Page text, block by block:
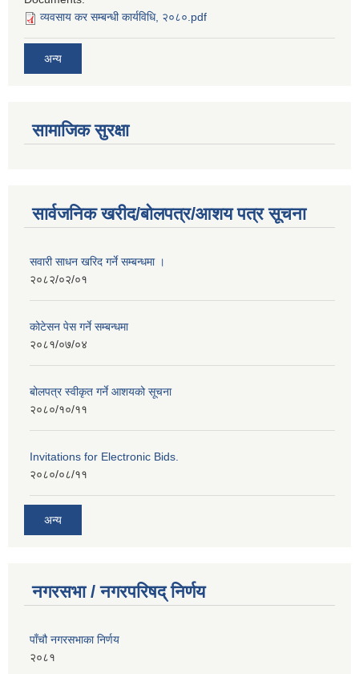
व्यवसाय कर सम्बन्धी कार्यविधि, २०८०.pdf
अन्य
सामाजिक सुरक्षा
सार्वजनिक खरीद/बोलपत्र/आशय पत्र सूचना
सवारी साधन खरिद गर्ने सम्बन्धमा ।
२०८२/०२/०१
कोटेसन पेस गर्ने सम्बन्धमा
२०८१/०७/०४
बोलपत्र स्वीकृत गर्ने आशयको सूचना
२०८०/१०/११
Invitations for Electronic Bids.
२०८०/०८/११
अन्य
नगरसभा / नगरपरिषद् निर्णय
पाँचौ नगरसभाका निर्णय
२०८१